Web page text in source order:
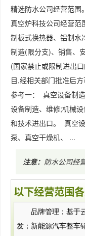
精选防水公司经营范围。
真空炉科技公司经营
制板式换热器、铝制水
制造(限分支)、销售、
(国家禁止或限制进出
目,经相关部门批准后
参考一： 真空设备制
设备制造、维修;机械
和技术进出口。 真空
泵、真空干燥机、 ...
注意： 防水公司经
以下经营范围
品牌管理；基于
发；新能源汽车整车